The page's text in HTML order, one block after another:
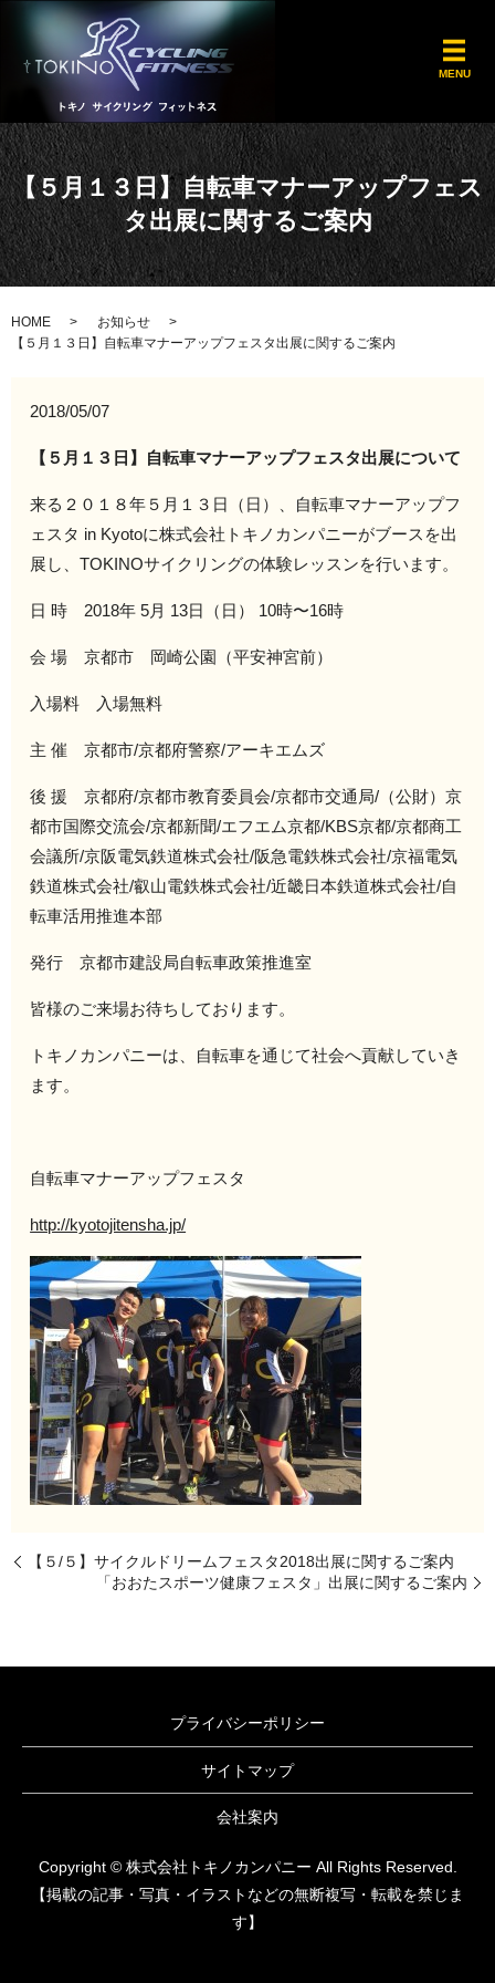
MENU
【５月１３日】自転車マナーアップフェス
タ出展に関するご案内
HOME
お知らせ
【５月１３日】自転車マナーアップフェスタ出展に関するご案内
2018/05/07
【５月１３日】自転車マナーアップフェスタ出展について
来る２０１８年５月１３日（日）、自転車マナーアップフ
ェスタ in Kyotoに株式会社トキノカンパニーがブースを出
展し、TOKINOサイクリングの体験レッスンを行います。
日 時 2018年 5月 13日（日） 10時〜16時
会 場 京都市 岡崎公園（平安神宮前）
入場料 入場無料
主 催 京都市/京都府警察/アーキエムズ
後 援 京都府/京都市教育委員会/京都市交通局/（公財）京
都市国際交流会/京都新聞/エフエム京都/KBS京都/京都商工
会議所/京阪電気鉄道株式会社/阪急電鉄株式会社/京福電気
鉄道株式会社/叡山電鉄株式会社/近畿日本鉄道株式会社/自
転車活用推進本部
発行 京都市建設局自転車政策推進室
皆様のご来場お待ちしております。
トキノカンパニーは、自転車を通じて社会へ貢献していき
ます。
自転車マナーアップフェスタ
http://kyotojitensha.jp/
【５/５】サイクルドリームフェスタ2018出展に関するご案内
「おおたスポーツ健康フェスタ」出展に関するご案内
プライバシーポリシー
サイトマップ
会社案内
Copyright © 株式会社トキノカンパニー All Rights Reserved.
【掲載の記事・写真・イラストなどの無断複写・転載を禁じま
す】